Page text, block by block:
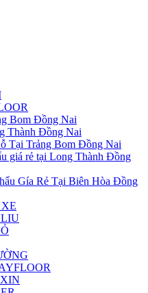
Bom Đồng Nai
Thành Đồng Nai
Tại Trảng Bom Đồng Nai
giá rẻ tại Long Thành Đồng
Gía Rẻ Tại Biên Hòa Đồng